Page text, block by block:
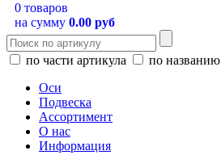
0 товаров
на сумму 0.00 руб
по части артикула
по названию
Оси
Подвеска
Ассортимент
О нас
Информация